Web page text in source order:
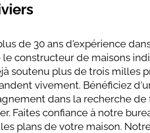
de 30 ans d'expérience
constructeur de maisons
soutenu plus de trois milles
vivement. Bénéficiez
dans la recherche
Faites confiance à notre
plans de votre maison.